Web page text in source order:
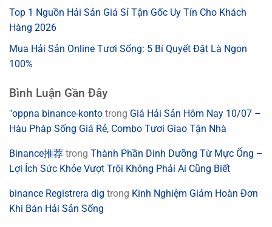
Top 1 Nguồn Hải Sản Giá Sỉ Tận Gốc Uy Tín Cho Khách
Hàng 2026
Mua Hải Sản Online Tươi Sống: 5 Bí Quyết Đặt Là Ngon
100%
Bình Luận Gần Đây
"oppna binance-konto trong Giá Hải Sản Hôm Nay 10/07 –
Hàu Pháp Sống Giá Rẻ, Combo Tươi Giao Tận Nhà
Binance推荐 trong Thành Phần Dinh Dưỡng Từ Mực Ống –
Lợi Ích Sức Khỏe Vượt Trội Không Phải Ai Cũng Biết
binance Registrera dig trong Kinh Nghiệm Giảm Hoàn Đơn
Khi Bán Hải Sản Sống